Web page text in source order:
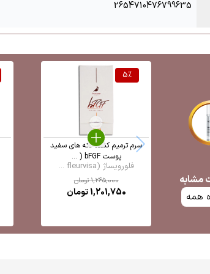
2654710476799635
مشابه
همه
5%
سرم ترمیم کننده لکه های سفید
پوست bFGF ( ...
فلورویساژ (fleurvisa ...
1,265,000تومان
1,201,750تومان